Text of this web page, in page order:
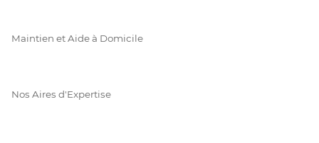
Maintien et Aide à Domicile
Nos Aires d'Expertise